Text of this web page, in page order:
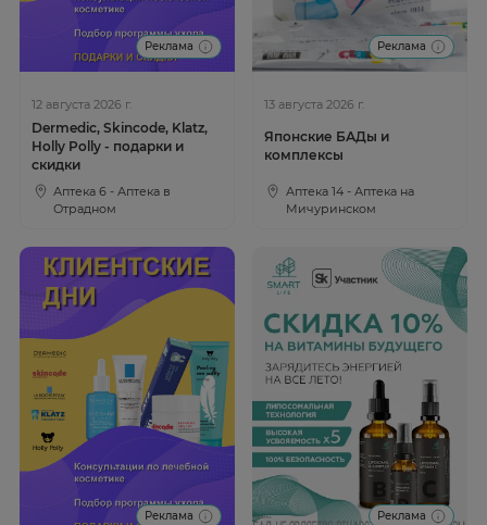
Реклама
12 августа 2026 г.
Dermedic, Skincode, Klatz,
Holly Polly - подарки и
скидки
Аптека 6 - Аптека в
Отрадном
Реклама
13 августа 2026 г.
Японские БАДы и
комплексы
Аптека 14 - Аптека на
Мичуринском
Реклама Реклама